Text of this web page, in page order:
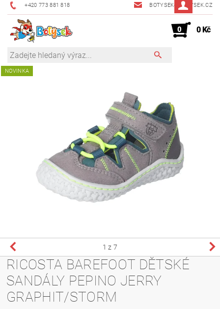
+420 773 881 818 BOTYSEK@BOTYSEK.CZ
0 0 Kč
NOVINKA
1 z 7
RICOSTA BAREFOOT DĚTSKÉ
SANDÁLY PEPINO JERRY
GRAPHIT/STORM